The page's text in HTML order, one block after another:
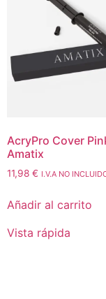
AcryPro Cover
Amatix
11,98 € I.V.A NO
Añadir al carrito
Vista rápida